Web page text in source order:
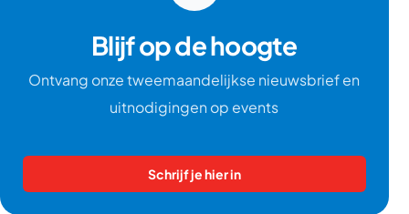
Blijf op de hoogte
Ontvang onze tweemaandelijkse nieuwsbrief en
uitnodigingen op events
Schrijf je hier in